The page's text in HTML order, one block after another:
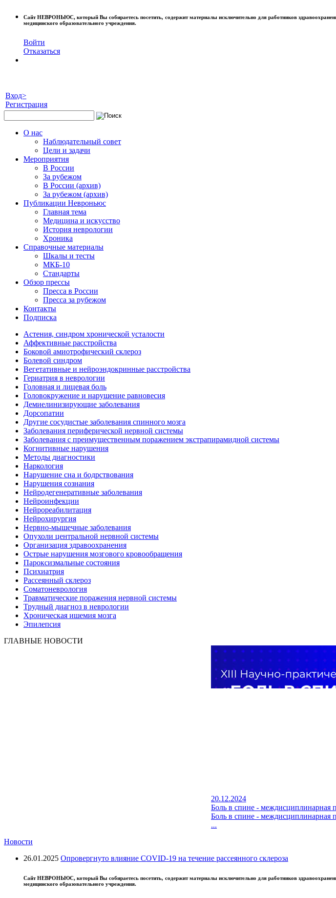
СайтНЕВРОНЬЮС, который Вы собираетесь посетить, содержит материалы исключительно для работников
медицинского образовательного учреждения.
Войти
Отказаться
Вход>
Регистрация
О нас
Наблюдательный совет
Цели и задачи
Мероприятия
В России
За рубежом
В России (архив)
За рубежом (архив)
Публикации Невроньюс
Главная тема
Медицина и искусство
История неврологии
Хроника
Справочные материалы
Шкалы и тесты
МКБ-10
Стандарты
Обзор прессы
Пресса в России
Пресса за рубежом
Контакты
Подписка
Астения, синдром хронической усталости
Аффективные расстройства
Боковой амиотрофический склероз
Болевой синдром
Вегетативные и нейроэндокринные расстройства
Гериатрия в неврологии
Головная и лицевая боль
Головокружение и нарушение равновесия
Демиелинизирующие заболевания
Дорсопатии
Другие сосудистые заболевания спинного мозга
Заболевания периферической нервной системы
Заболевания с преимущественным поражением экстрапирамидной системы
Когнитивные нарушения
Методы диагностики
Наркология
Нарушение сна и бодрствования
Нарушения сознания
Нейродегенеративные заболевания
Нейроинфекции
Нейрореабилитация
Нейрохирургия
Нервно-мышечные заболевания
Опухоли центральной нервной системы
Организация здравоохранения
Острые нарушения мозгового кровообращения
Пароксизмальные состояния
Психиатрия
Рассеянный склероз
Соматоневрология
Травматические поражения нервной системы
Трудный диагноз в неврологии
Хроническая ишемия мозга
Эпилепсия
ГЛАВНЫЕ НОВОСТИ
20.12.2024
Боль в спине - междисциплинарная
Боль в спине - междисциплинарная
...
Новости
26.01.2025 Опровергнуто влияние COVID-19 на течение рассеянного склероза
СайтНЕВРОНЬЮС, который Вы собираетесь посетить, содержит материалы исключительно для работников
медицинского образовательного учреждения.